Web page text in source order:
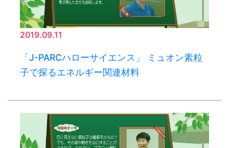
2019.09.11
「J-PARCハローサイエンス」 ミュオン素粒
子で探るエネルギー関連材料